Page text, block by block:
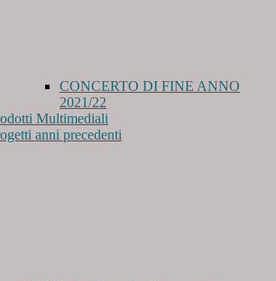
CONCERTO DI FINE ANNO
2021/22
Multimediali
anni precedenti